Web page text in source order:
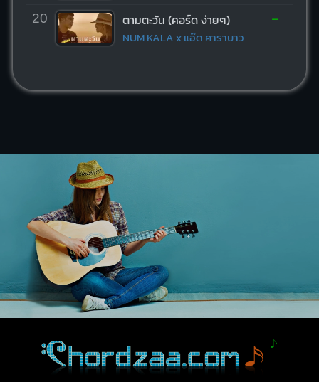
20 ตามตะวัน (คอร์ด ง่ายๆ)
NUM KALA x แอ๊ด คาราบาว
-